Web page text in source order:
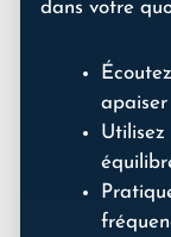
dans votre
apaiser